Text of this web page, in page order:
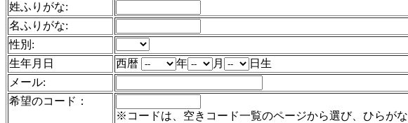
姓ふりがな:
名ふりがな:
性別:
生年月日
西暦 年 月
日生
メール:
希望のコード：
※コードは、空きコード一覧のページから選び、ひらが